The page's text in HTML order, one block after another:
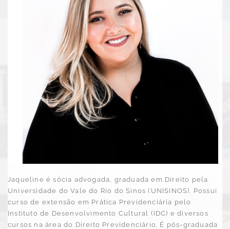
Jaqueline é sócia advogada, graduada em Direito pela
Universidade do Vale do Rio do Sinos (UNISINOS). Possui
curso de extensão em Prática Previdenciária pelo
Instituto de Desenvolvimento Cultural (IDC) e diversos
cursos na área do Direito Previdenciário. É pós-graduada